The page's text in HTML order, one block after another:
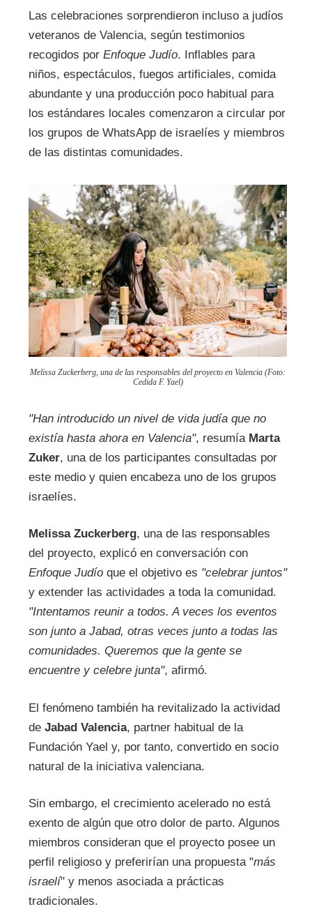
Las celebraciones sorprendieron incluso a judíos
veteranos de Valencia, según testimonios
recogidos por Enfoque Judío. Inflables para
niños, espectáculos, fuegos artificiales, comida
abundante y una producción poco habitual para
los estándares locales comenzaron a circular por
los grupos de WhatsApp de israelíes y miembros
de las distintas comunidades.
Melissa Zuckerberg, una de las responsables del proyecto en Valencia (Foto:
Cedida F. Yael)
"Han introducido un nivel de vida judía que no
existía hasta ahora en Valencia", resumía Marta
Zuker, una de los participantes consultadas por
este medio y quien encabeza uno de los grupos
israelíes.
Melissa Zuckerberg, una de las responsables
del proyecto, explicó en conversación con
Enfoque Judíoque el objetivo es "celebrar juntos"
y extender las actividades a toda la comunidad.
"Intentamos reunir a todos. A veces los eventos
son junto a Jabad, otras veces junto a todas las
comunidades. Queremos que la gente se
encuentre y celebre junta", afirmó.
El fenómeno también ha revitalizado la actividad
de Jabad Valencia, partner habitual de la
Fundación Yael y, por tanto, convertido en socio
natural de la iniciativa valenciana.
Sin embargo, el crecimiento acelerado no está
exento de algún que otro dolor de parto. Algunos
miembros consideran que el proyecto posee un
perfil religioso y preferirían una propuesta "más
israelí" y menos asociada a prácticas
tradicionales.